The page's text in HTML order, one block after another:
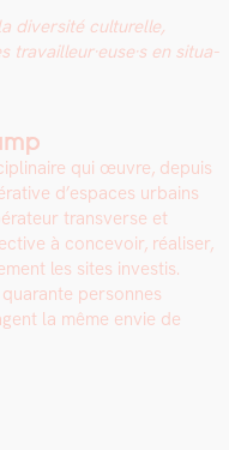
diver­sité cul­turelle,
travailleur·euse·s en sit­u­a­
qui œuvre, depuis
d’espaces urbains
trans­verse et
à con­cevoir, réalis­er,
les sites investis.
per­son­nes
la même envie de